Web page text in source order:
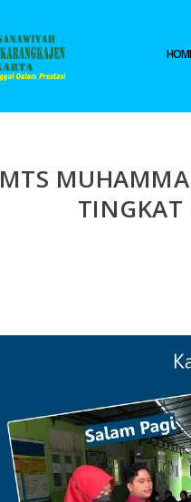
MTS
TINGKAT